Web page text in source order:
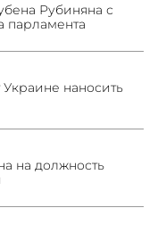
Рубиняна с
парламента
наносить
на должность